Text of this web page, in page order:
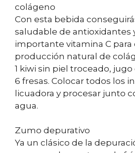
colágeno
Con esta bebida
saludable de antioxidantes
importante vitamina C para
producción natural de
1 kiwi sin piel troceado,
6 fresas. Colocar todos los
licuadora y procesar junto
agua.
Zumo depurativo
Ya un clásico de la